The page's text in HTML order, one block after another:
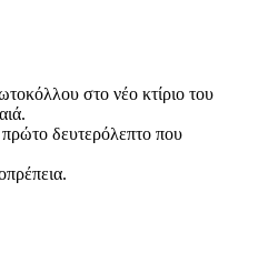
στο νέο κτίριο του
δευτερόλεπτο που